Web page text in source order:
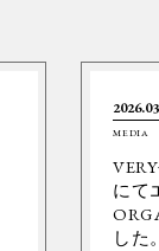
MEDIA
にて
した